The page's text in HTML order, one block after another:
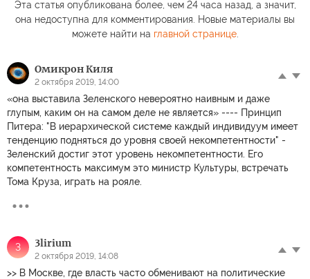
Эта статья опубликована более, чем 24 часа назад, а значит,
она недоступна для комментирования. Новые материалы вы
можете найти на главной странице.
Омикрон Киля
2 октября 2019, 14:00
«она выставила Зеленского невероятно наивным и даже
глупым, каким он на самом деле не является» ---- Принцип
Питера: "В иерархической системе каждый индивидуум имеет
тенденцию подняться до уровня своей некомпетентности" -
Зеленский достиг этот уровень некомпетентности. Его
компетентность максимум это министр Культуры, встречать
Тома Круза, играть на рояле.
3 3lirium
2 октября 2019, 14:08
>> В Москве, где власть часто обменивают на политические